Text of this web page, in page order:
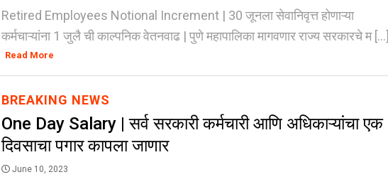
Retired Employees Notional Increment | 30 जूनला सेवानिवृत्त होणाऱ्या
कर्मचाऱ्यांना 1 जुलै ची काल्पनिक वेतनवाढ | पुणे महापालिका मागवणार राज्य सरकारचे म [...]
Read More
BREAKING NEWS
One Day Salary | सर्व सरकारी कर्मचारी आणि अधिकाऱ्यांचा एक
दिवसाचा पगार कापला जाणार
June 10, 2023